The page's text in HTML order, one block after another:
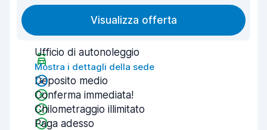
Visualizza offerta
Ufficio di autonoleggio
Mostra i dettagli della sede
Deposito medio
Conferma immediata!
Chilometraggio illimitato
Paga adesso